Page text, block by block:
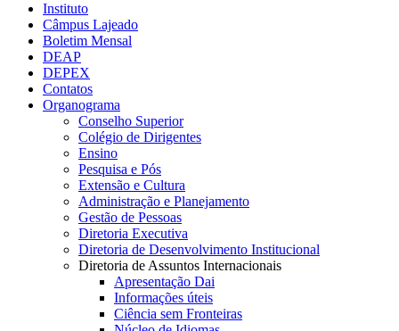
Instituto
Câmpus Lajeado
Boletim Mensal
DEAP
DEPEX
Contatos
Organograma
Conselho Superior
Colégio de Dirigentes
Ensino
Pesquisa e Pós
Extensão e Cultura
Administração e Planejamento
Gestão de Pessoas
Diretoria Executiva
Diretoria de Desenvolvimento Institucional
Diretoria de Assuntos Internacionais
Apresentação Dai
Informações úteis
Ciência sem Fronteiras